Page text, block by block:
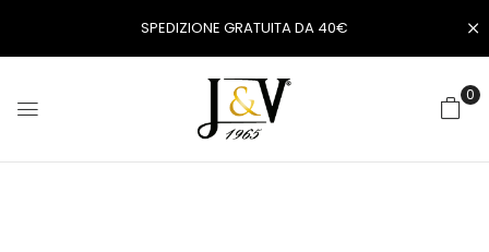
SPEDIZIONE GRATUITA DA 40€
0